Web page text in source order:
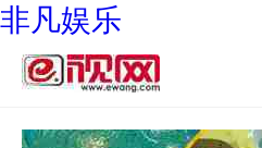
非凡娱乐